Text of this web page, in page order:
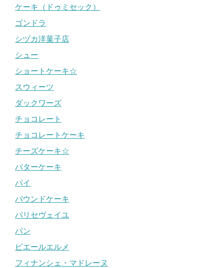
ケーキ（ドゥミセック）
ゴンドラ
シヅカ洋菓子店
シュー
ショートケーキ☆
スウィーツ
ダックワーズ
チョコレート
チョコレートケーキ
チーズケーキ☆
バターケーキ
パイ
パウンドケーキ
パリセヴェイユ
パン
ピエールエルメ
フィナンシェ・マドレーヌ